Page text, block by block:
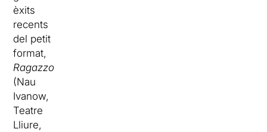
èxits
recents
del petit
format,
Ragazzo
(Nau
Ivanow,
Teatre
Lliure,